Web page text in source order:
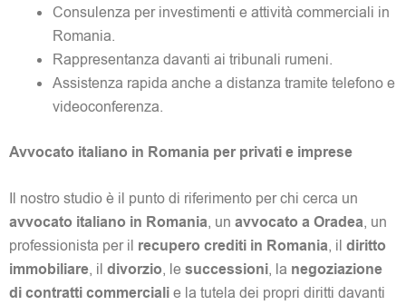
Consulenza per investimenti e attività commerciali in
Romania.
Rappresentanza davanti ai tribunali rumeni.
Assistenza rapida anche a distanza tramite telefono e
videoconferenza.
Avvocato italiano in Romania per privati e imprese
Il nostro studio è il punto di riferimento per chi cerca un
avvocato italiano in Romania, un avvocato a Oradea, un
professionista per il recupero crediti in Romania, il diritto
immobiliare, il divorzio, lesuccessioni, la negoziazione
di contratti commercialie la tutela dei propri diritti davanti